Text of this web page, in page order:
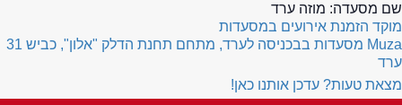
שם מסעדה: מוזה ערד
מוקד הזמנת אירועים במסעדות
Muza
מסעדות בבכניסה לערד, מתחם תחנת הדלק "אלון", כביש 31
ערד
מצאת טעות? עדכן אותנו כאן!